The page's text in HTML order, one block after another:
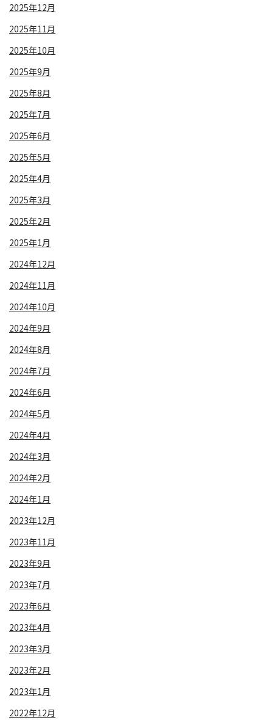
2025年12月
2025年11月
2025年10月
2025年9月
2025年8月
2025年7月
2025年6月
2025年5月
2025年4月
2025年3月
2025年2月
2025年1月
2024年12月
2024年11月
2024年10月
2024年9月
2024年8月
2024年7月
2024年6月
2024年5月
2024年4月
2024年3月
2024年2月
2024年1月
2023年12月
2023年11月
2023年9月
2023年7月
2023年6月
2023年4月
2023年3月
2023年2月
2023年1月
2022年12月